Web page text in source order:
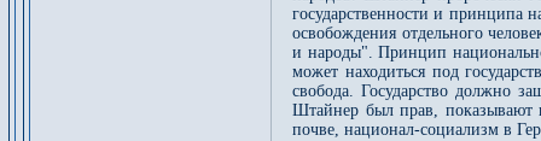
государственности и принципа
освобождения отдельного
и народы". Принцип
может находиться под
свобода. Государство должно
Штайнер был прав, показывают
почве, национал-социализм в